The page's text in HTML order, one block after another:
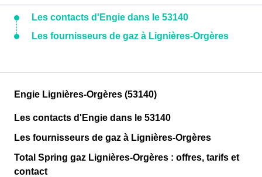
Les contacts d'Engie dans le 53140
Les fournisseurs de gaz à Lignières-Orgères
Engie Lignières-Orgères (53140)
Les contacts d'Engie dans le 53140
Les fournisseurs de gaz à Lignières-Orgères
Total Spring gaz Lignières-Orgères : offres, tarifs et
contact